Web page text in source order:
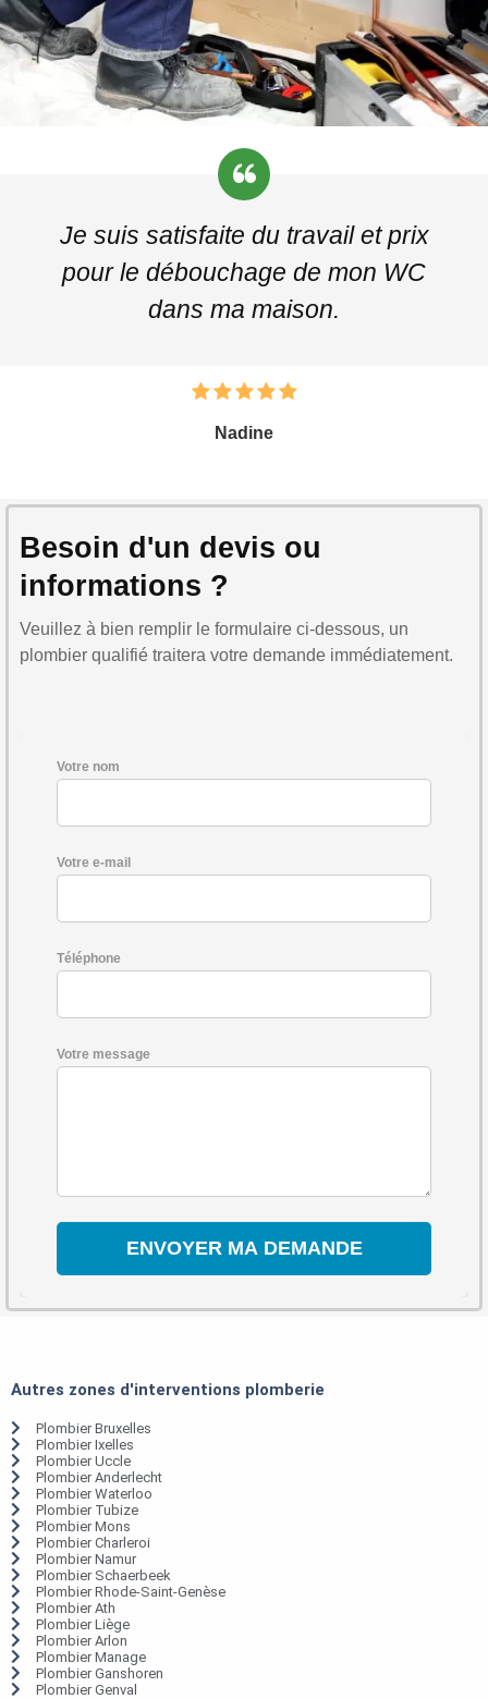
Je suis satisfaite du travail et prix
pour le débouchage de mon WC
dans ma maison.
Nadine
Besoin d'un devis ou
informations ?
Veuillez à bien remplir le formulaire ci-dessous, un
plombier qualifié traitera votre demande immédiatement.
Votre nom
Votre e-mail
Téléphone
Votre message
Autres zones d'interventions plomberie
Plombier Bruxelles
Plombier Ixelles
Plombier Uccle
Plombier Anderlecht
Plombier Waterloo
Plombier Tubize
Plombier Mons
Plombier Charleroi
Plombier Namur
Plombier Schaerbeek
Plombier Rhode-Saint-Genèse
Plombier Ath
Plombier Liège
Plombier Arlon
Plombier Manage
Plombier Ganshoren
Plombier Genval